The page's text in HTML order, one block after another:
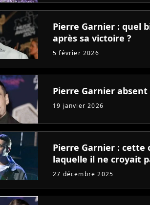
Pierre Garnier : quel
après sa victoire ?
5 février 2026
Pierre Garnier absent
19 janvier 2026
Pierre Garnier : cette
laquelle il ne croyait
27 décembre 2025